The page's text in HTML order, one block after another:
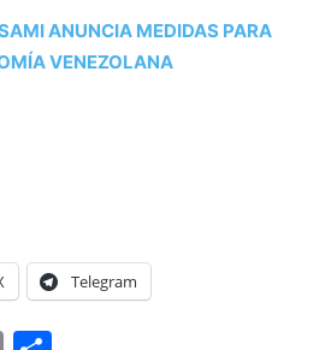
ANUNCIA MEDIDAS PARA
VENEZOLANA
Telegram